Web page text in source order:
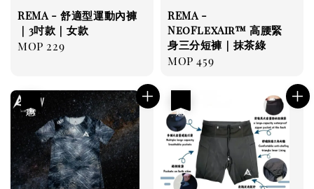
REMA - 舒適型運動內褲
｜3吋款｜女款
Regular
MOP 229
REMA -
NeoFlexAir™ 高腰緊
身三分短褲｜抹茶綠
Regular
MOP 459